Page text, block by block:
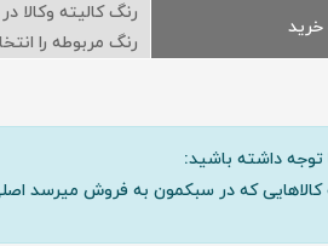
خرید
رنگ کالیته
رنگ مربوطه را
توجه داشته باشید:
کالاهایی که در سبکمون به فروش میرسد